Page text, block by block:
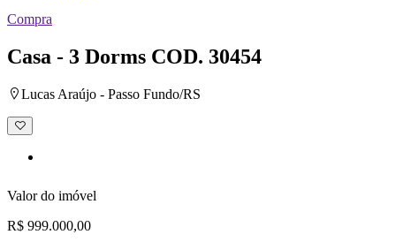
Compra
Casa - 3 Dorms COD. 30454
Lucas Araújo - Passo Fundo/RS
Adicionar
à
Valor do imóvel
R$ 999.000,00